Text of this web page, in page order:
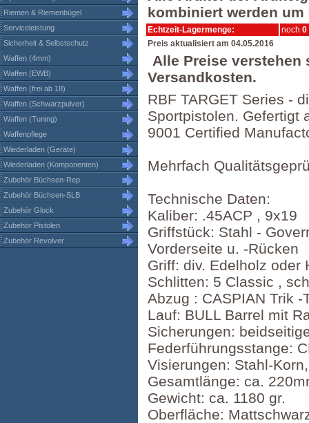
Riemen & Riemenbügel
Serviceleistung
Sicherheit & Selbstschutz
Waffen (4mm)
Waffen (EWB)
Waffen (frei ab 18)
Waffen (Schwarzpulver)
Waffen (Tuning)
Waffenpflege
Wiederladen (Geräte)
Wiederladen (Komponenten)
Zubehör Büchsen-Rep.
Zubehör Büchsen-SLB
Zubehör Glock
Zubehör Pistolen
Zubehör Revolver
kombiniert werden
Echtzeit-Lagermenge: noch 0
Preis aktualisiert am 04.05.2016
Alle Preise verstehen
Versandkosten.
RBF TARGET Series -
Sportpistolen. Gefertigt
9001 Certified
Mehrfach
Technische Daten:
Kaliber: .45ACP , 9x19
Griffstück: Stahl -
Vorderseite u. -Rücken
Griff: div. Edelholz oder
Schlitten: 5 Classic ,
Abzug : CASPIAN Trik -
Lauf: BULL Barrel mit
Sicherungen:
Federführungsstange:
Visierungen: Stahl-
Gesamtlänge: ca.
Gewicht: ca. 1180 gr.
Oberfläche: